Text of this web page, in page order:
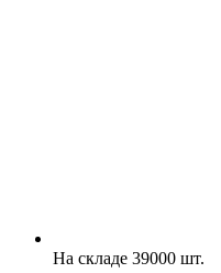
На складе 39000 шт.